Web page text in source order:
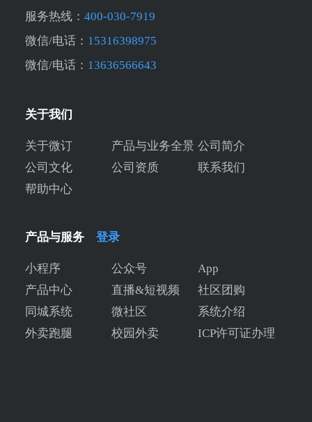
服务热线： 400-030-7919
微信/电话： 15316398975
微信/电话： 13636566643
关于我们
关于微订 产品与业务全景 公司简介
公司文化
公司资质
联系我们
帮助中心
产品与服务 登录
小程序 公众号
App
产品中心
直播&短视频
社区团购
同城系统
微社区
系统介绍
外卖跑腿
校园外卖 ICP许可证办理